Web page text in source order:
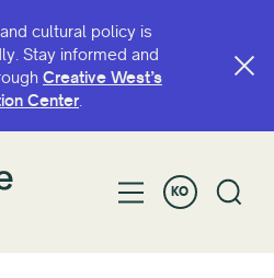
cultural policy is
Stay informed and
Creative West’s
Center.
KO